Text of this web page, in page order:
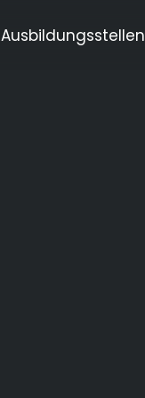
Ausbildungsstellen